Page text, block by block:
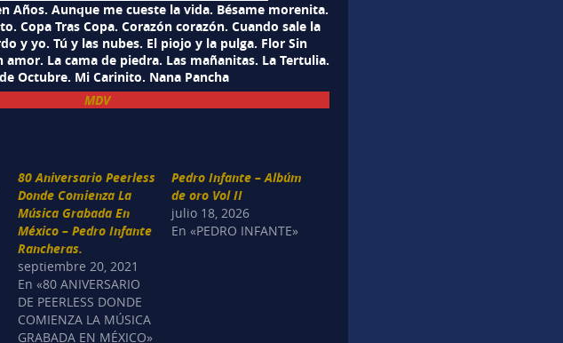
Años. Aunque me cueste la vida. Bésame morenita.
Copa Tras Copa. Corazón corazón. Cuando sale la
y yo. Tú y las nubes. El piojo y la pulga. Flor Sin
La cama de piedra. Las mañanitas. La Tertulia.
Octubre. Mi Carinito. Nana Pancha
MDV
80 Aniversario Peerless
Donde Comienza La
Música Grabada En
México – Pedro Infante
Rancheras.
septiembre 20, 2021
En «80 ANIVERSARIO
DE PEERLESS DONDE
COMIENZA LA MÚSICA
GRABADA EN MÉXICO»
Pedro Infante – Albúm
de oro Vol II
julio 18, 2026
En «PEDRO INFANTE»